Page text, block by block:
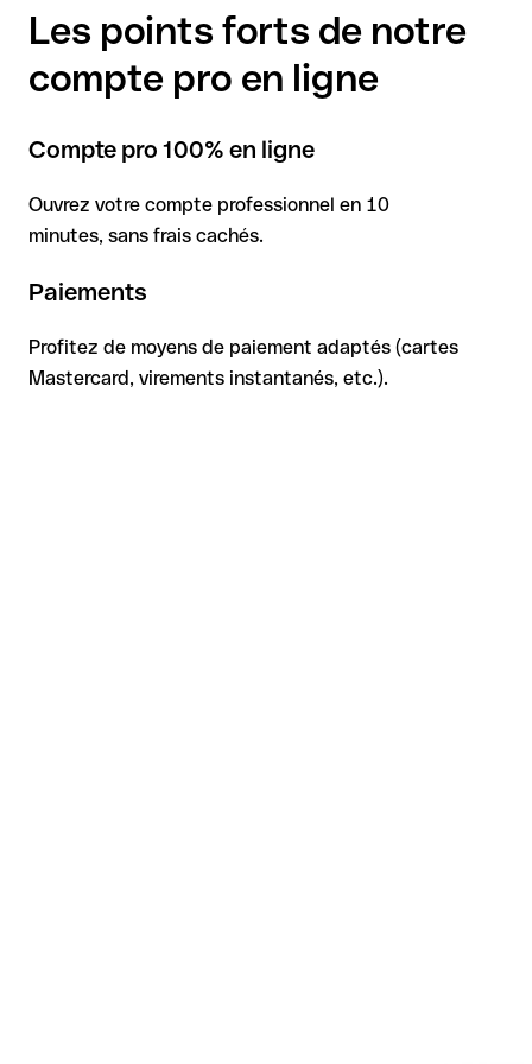
efficacitéet profitez de nombreux avantages.
Découvrir le dépôt de capital SARL
Recevez votre certificat de dépôt sous 12 heures ouvrées
après réception et vérification des fonds (du lundi au vendredi
de 9h à 18h).
de votre société finalisée vous
obtiendrez votre justificatif d'immatriculation
Découvrir le dépôt de capital EURL
Les points forts de notre
compte pro en ligne
Compte pro 100% en ligne
Ouvrez votre compte professionnel en 10
minutes, sans frais cachés.
Paiements
Profitez de moyens de paiement adaptés (cartes
Mastercard, virements instantanés, etc.).